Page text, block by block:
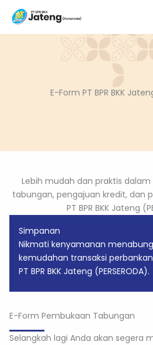
Lewati
konten
E-Form PT BPR BKK
Lebih mudah dan praktis
tabungan, pengajuan kredit, dan
PT BPR BKK Jateng
Simpanan
Nikmati kenyamanan
kemudahan transaksi
PT BPR BKK Jateng (PERSERODA).
E-Form Pembukaan Tabungan
Selangkah lagi Anda akan segera